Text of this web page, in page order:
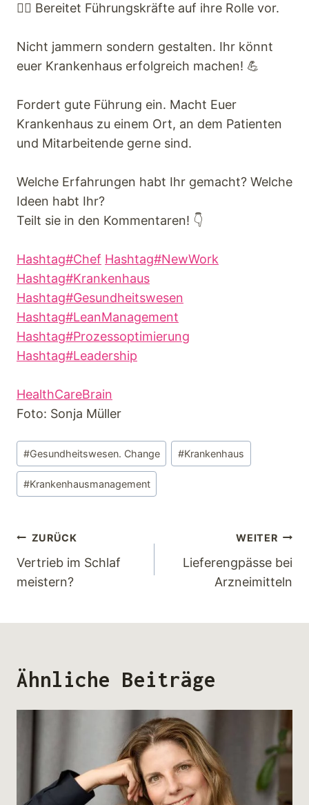
👩‍⚖️ Bereitet Führungskräfte auf ihre Rolle vor.
Nicht jammern sondern gestalten. Ihr könnt
euer Krankenhaus erfolgreich machen! 💪
Fordert gute Führung ein. Macht Euer
Krankenhaus zu einem Ort, an dem Patienten
und Mitarbeitende gerne sind.
Welche Erfahrungen habt Ihr gemacht? Welche
Ideen habt Ihr?
Teilt sie in den Kommentaren! 👇
Hashtag#Chef Hashtag#NewWork
Hashtag#Krankenhaus
Hashtag#Gesundheitswesen
Hashtag#LeanManagement
Hashtag#Prozessoptimierung
Hashtag#Leadership
HealthCareBrain
Foto: Sonja Müller
#Gesundheitswesen. Change #Krankenhaus
#Krankenhausmanagement
ZURÜCK
Vertrieb im Schlaf
meistern?
WEITER
Lieferengpässe bei
Arzneimitteln
Ähnliche Beiträge